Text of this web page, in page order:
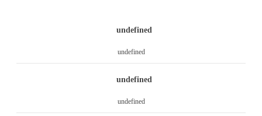
undefined
undefined
undefined
undefined